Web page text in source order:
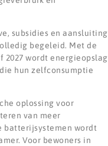
subsidies en aansluiting
begeleid. Met de
2027 wordt energieopslag
hun zelfconsumptie
oplossing voor
van meer
batterijsystemen wordt
Voor bewoners in